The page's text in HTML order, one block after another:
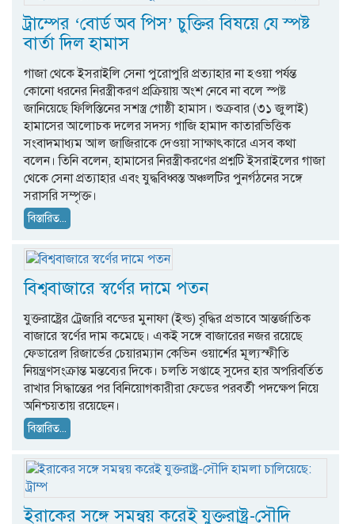
ট্রাম্পের ‘বোর্ড অব পিস’ চুক্তির বিষয়ে যে স্পষ্ট
বার্তা দিল হামাস
গাজা থেকে ইসরাইলি সেনা পুরোপুরি প্রত্যাহার না হওয়া পর্যন্ত
কোনো ধরনের নিরস্ত্রীকরণ প্রক্রিয়ায় অংশ নেবে না বলে স্পষ্ট
জানিয়েছে ফিলিস্তিনের সশস্ত্র গোষ্ঠী হামাস। শুক্রবার (৩১ জুলাই)
হামাসের আলোচক দলের সদস্য গাজি হামাদ কাতারভিত্তিক
সংবাদমাধ্যম আল জাজিরাকে দেওয়া সাক্ষাৎকারে এসব কথা
বলেন। তিনি বলেন, হামাসের নিরস্ত্রীকরণের প্রশ্নটি ইসরাইলের গাজা
থেকে সেনা প্রত্যাহার এবং যুদ্ধবিধ্বস্ত অঞ্চলটির পুনর্গঠনের সঙ্গে
সরাসরি সম্পৃক্ত।
বিস্তারিত...
বিশ্ববাজারে স্বর্ণের দামে পতন
যুক্তরাষ্ট্রের ট্রেজারি বন্ডের মুনাফা (ইল্ড) বৃদ্ধির প্রভাবে আন্তর্জাতিক
বাজারে স্বর্ণের দাম কমেছে। একই সঙ্গে বাজারের নজর রয়েছে
ফেডারেল রিজার্ভের চেয়ারম্যান কেভিন ওয়ার্শের মূল্যস্ফীতি
নিয়ন্ত্রণসংক্রান্ত মন্তব্যের দিকে। চলতি সপ্তাহে সুদের হার অপরিবর্তিত
রাখার সিদ্ধান্তের পর বিনিয়োগকারীরা ফেডের পরবর্তী পদক্ষেপ নিয়ে
অনিশ্চয়তায় রয়েছেন।
বিস্তারিত...
ইরাকের সঙ্গে সমন্বয় করেই যুক্তরাষ্ট্র-সৌদি